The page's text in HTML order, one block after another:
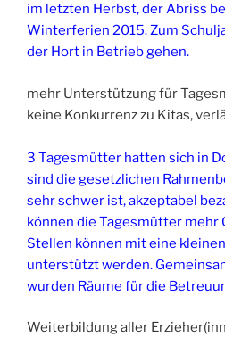
im letzten Herbst, der Abriss
Winterferien 2015. Zum
der Hort in Betrieb gehen.
mehr Unterstützung für
keine Konkurrenz zu Kitas,
3 Tagesmütter hatten sich in
sind die gesetzlichen
sehr schwer ist, akzeptabel
können die Tagesmütter mehr
Stellen können mit eine
unterstützt werden.
wurden Räume für die
Weiterbildung aller